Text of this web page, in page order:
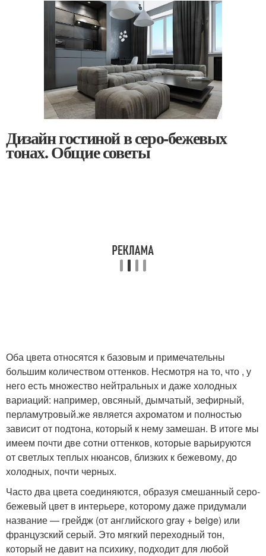
Дизайн гостиной в серо-бежевых
тонах. Общие советы
Оба цвета относятся к базовым и примечательны
большим количеством оттенков. Несмотря на то, что , у
него есть множество нейтральных и даже холодных
вариаций: например, овсяный, дымчатый, зефирный,
перламутровый.же является ахроматом и полностью
зависит от подтона, который к нему замешан. В итоге мы
имеем почти две сотни оттенков, которые варьируются
от светлых теплых нюансов, близких к бежевому, до
холодных, почти черных.
Часто два цвета соединяются, образуя смешанный серо-
бежевый цвет в интерьере, которому даже придумали
название — грейдж (от английского gray + beige) или
французский серый. Это мягкий переходный тон,
который не давит на психику, подходит для любой